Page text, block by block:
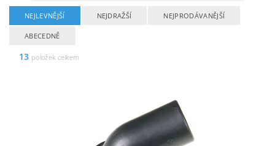
NEJLEVNĚJŠÍ NEJDRAŽŠÍ NEJPRODÁVANĚJŠÍ
ABECEDNĚ
13 položek celkem